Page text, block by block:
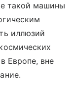
такой машины
иллюзий
Европе, вне